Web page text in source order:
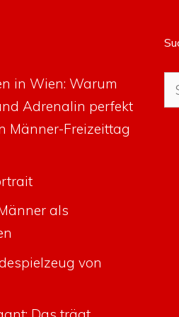
in Wien: Warum
Adrenalin perfekt
Männer-Freizeittag
als
von